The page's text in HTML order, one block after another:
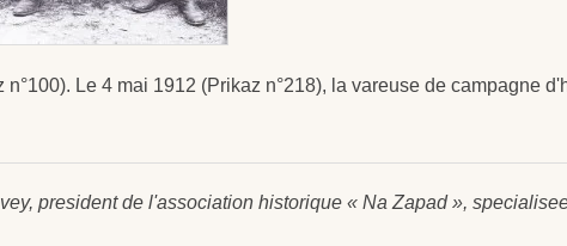
n°100). Le 4 mai 1912 (Prikaz n°218), la vareuse de campagne
president de l'association historique « Na Zapad »,